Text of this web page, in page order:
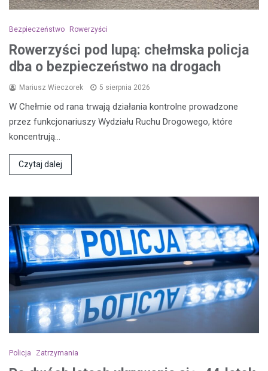
Bezpieczeństwo Rowerzyści
Rowerzyści pod lupą: chełmska policja
dba o bezpieczeństwo na drogach
Mariusz Wieczorek 5 sierpnia 2026
W Chełmie od rana trwają działania kontrolne prowadzone
przez funkcjonariuszy Wydziału Ruchu Drogowego, które
koncentrują…
Czytaj dalej
Policja Zatrzymania